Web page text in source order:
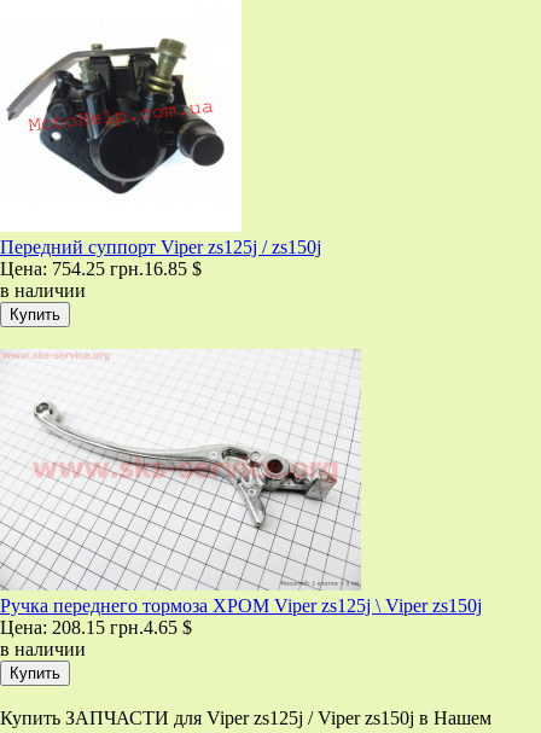
Передний суппорт Viper zs125j / zs150j
Цена: 754.25 грн.16.85 $
в наличии
Ручка переднего тормоза ХРОМ Viper zs125j \ Viper zs150j
Цена: 208.15 грн.4.65 $
в наличии
Купить ЗАПЧАСТИ для Viper zs125j / Viper zs150j в Нашем